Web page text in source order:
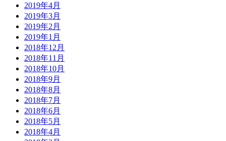
2019年4月
2019年3月
2019年2月
2019年1月
2018年12月
2018年11月
2018年10月
2018年9月
2018年8月
2018年7月
2018年6月
2018年5月
2018年4月